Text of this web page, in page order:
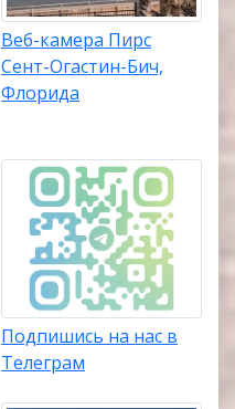
Веб-камера Пирс
Сент-Огастин-Бич,
Флорида
Подпишись на нас в
Телеграм